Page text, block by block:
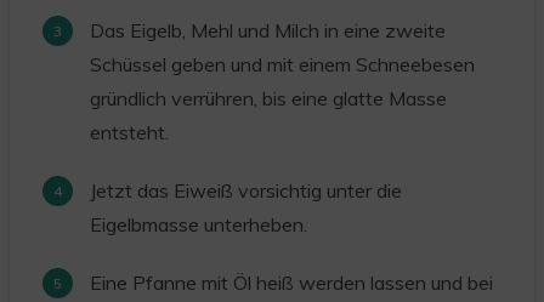
Das Eigelb, Mehl und Milch in eine zweite
Schüssel geben und mit einem Schneebesen
gründlich verrühren, bis eine glatte Masse
entsteht.
Jetzt das Eiweiß vorsichtig unter die
Eigelbmasse unterheben.
Eine Pfanne mit Öl heiß werden lassen und bei